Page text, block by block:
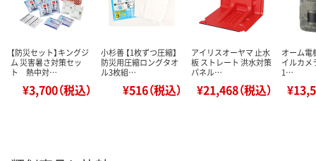
【防災セット】キングジ
ム 災害暑さ対策セッ
ト 熱中対…
¥3,700（税込）
小杉善 【1枚ずつ圧縮】
防災用圧縮ロングタオ
ル3枚組…
¥516（税込）
アイリスオーヤマ 止水
板 ストレート 洪水対策
パネル…
¥21,468（税込）
オーム電
イルカメ
1…